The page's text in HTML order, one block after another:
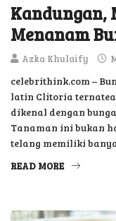
Kandungan,
Menanam
Azka Khulaify
celebrithink.com –
latin Clitoria
dikenal dengan
Tanaman ini bukan
telang memiliki
READ MORE